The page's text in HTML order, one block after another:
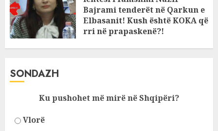
Bajrami tenderët në Qarkun e
Elbasanit! Kush është KOKA që
rri në prapaskenë?!
SONDAZH
Ku pushohet më mirë në Shqipëri?
Vlorë